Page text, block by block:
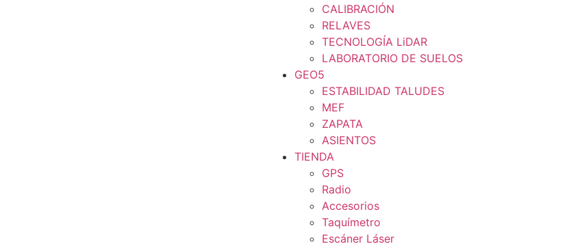
CALIBRACIÓN
RELAVES
TECNOLOGÍA LiDAR
LABORATORIO DE SUELOS
GEO5
ESTABILIDAD TALUDES
MEF
ZAPATA
ASIENTOS
TIENDA
GPS
Radio
Accesorios
Taquímetro
Escáner Láser